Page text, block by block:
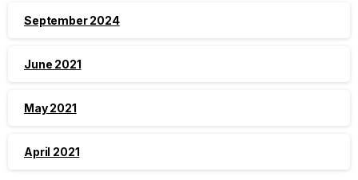
September 2024
June 2021
May 2021
April 2021